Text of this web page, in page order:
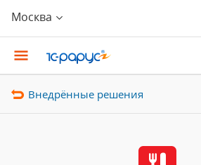
Москва
Внедрённые решения